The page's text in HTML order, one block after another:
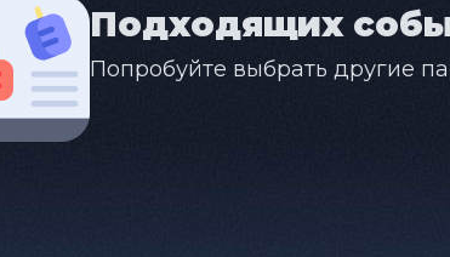
Подходящих
Попробуйте выбрать другие